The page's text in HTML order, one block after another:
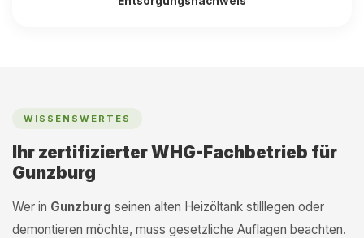
WISSENSWERTES
Ihr zertifizierter WHG-Fachbetrieb für
Gunzburg
Wer in Gunzburg seinen alten Heizöltank stilllegen oder
demontieren möchte, muss gesetzliche Auflagen beachten.